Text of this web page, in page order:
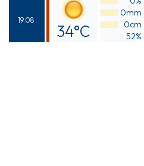
39°C
19.08
34°C
0mm
0cm
52%